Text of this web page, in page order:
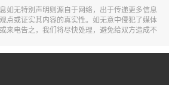
如无特别声明则源自于网络，出于传递更多信息
点或证实其内容的真实性。如无意中侵犯了媒体
来电告之，我们将尽快处理，避免给双方造成不